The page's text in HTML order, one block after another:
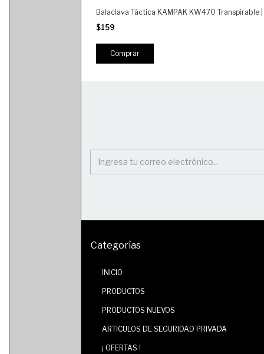
Balaclava Táctica KAMPAK KW470 Transpirable
$159
Comprar
Categorías
INICIO
PRODUCTOS
PRODUCTOS NUEVOS
ARTICULOS DE SEGURIDAD PRIVADA
¡ OFERTAS !